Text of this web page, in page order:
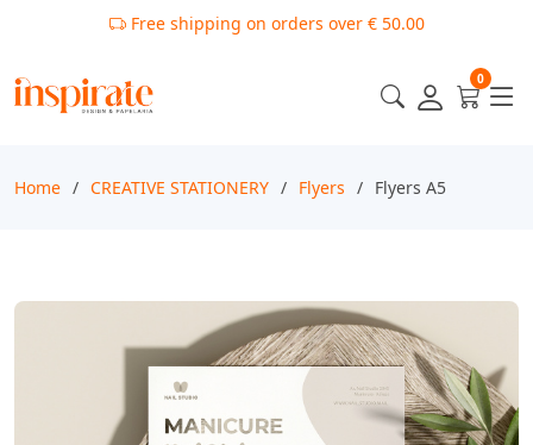
Free shipping on orders over € 50.00
0
Home CREATIVE STATIONERY Flyers Flyers A5